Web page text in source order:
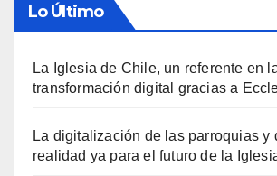
Lo Último
La Iglesia de Chile, un referente en
transformación digital gracias a
La digitalización de las parroquias y
realidad ya para el futuro de la